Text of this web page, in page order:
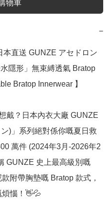
物車
−
本直送 GUNZE アセドロン
隱形」無束縛透氣 Bratop
Bratop Innerwear 】
戴？日本內衣大廠 GUNZE
)」系列絕對係你嘅夏日救
萬件 (2024年3月-2026年2
GUNZE 史上最高級別嘅
附帶胸墊嘅 Bratop 款式，
惱！👋💦